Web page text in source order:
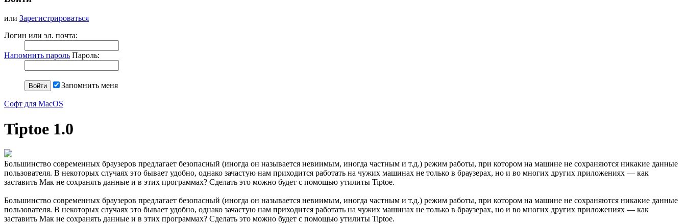
или Зарегистрироваться
Логин или эл. почта:
Напомнить пароль Пароль:
Запомнить меня
Софт для MacOS
Tiptoe 1.0
Большинство современных браузеров предлагает безопасный (иногда он называется невиимым, иногда частным и т.д.) режим работы, при котором на машине не сохраняются никакие данные
пользователя. В некоторых случаях это бывает удобно, однако зачастую нам приходится работать на чужих машинах не только в браузерах, но и во многих других приложениях — как
заставить Мак не сохранять данные и в этих программах? Сделать это можно будет с помощью утилиты Tiptoe.
Большинство современных браузеров предлагает безопасный (иногда он называется невиимым, иногда частным и т.д.) режим работы, при котором на машине не сохраняются никакие данные
пользователя. В некоторых случаях это бывает удобно, однако зачастую нам приходится работать на чужих машинах не только в браузерах, но и во многих других приложениях — как
заставить Мак не сохранять данные и в этих программах? Сделать это можно будет с помощью утилиты Tiptoe.